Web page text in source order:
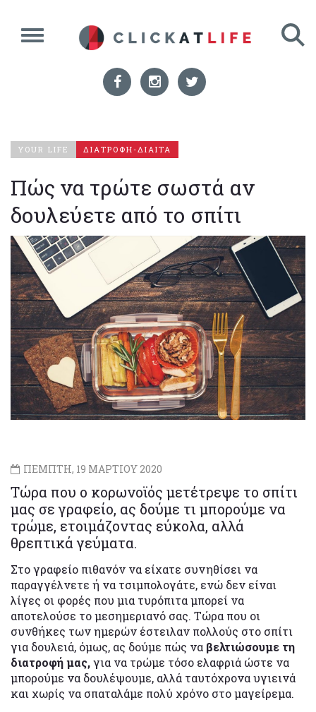
YOUR LIFE ΔΙΑΤΡΟΦΗ-ΔΙΑΙΤΑ
Πώς να τρώτε σωστά αν
δουλεύετε από το σπίτι
ΠΕΜΠΤΗ, 19 ΜΑΡΤΙΟΥ 2020
Τώρα που ο κορωνοϊός μετέτρεψε το σπίτι
μας σε γραφείο, ας δούμε τι μπορούμε να
τρώμε, ετοιμάζοντας εύκολα, αλλά
θρεπτικά γεύματα.
Στο γραφείο πιθανόν να είχατε συνηθίσει να
παραγγέλνετε ή να τσιμπολογάτε, ενώ δεν είναι
λίγες οι φορές που μια τυρόπιτα μπορεί να
αποτελούσε το μεσημεριανό σας. Τώρα που οι
συνθήκες των ημερών έστειλαν πολλούς στο σπίτι
για δουλειά, όμως, ας δούμε πώς να βελτιώσουμε τη
διατροφή μας,για να τρώμε τόσο ελαφριά ώστε να
μπορούμε να δουλέψουμε, αλλά ταυτόχρονα υγιεινά
και χωρίς να σπαταλάμε πολύ χρόνο στο μαγείρεμα.